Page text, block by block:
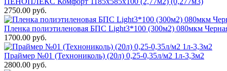
2750.00 руб.
Пленка полиэтиленовая БПС Light3*100 (300м2) 080мкм
1700.00 руб.
Праймер №01 (Технониколь) (20л) 0,25-0,35л/м2 1л-3,3м2
2800.00 руб.